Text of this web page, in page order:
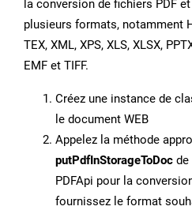
la conversion de fichiers PDF
plusieurs formats, notamment
TEX, XML, XPS, XLS, XLSX,
EMF et TIFF.
Créez une instance de
le document WEB
Appelez la méthode
putPdfInStorageToDoc de
PDFApi pour la
fournissez le format